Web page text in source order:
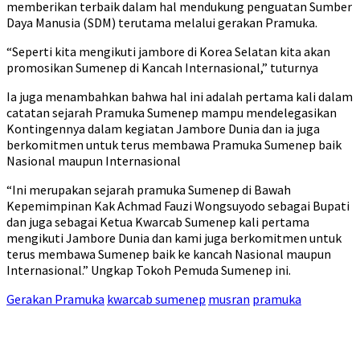
memberikan terbaik dalam hal mendukung penguatan Sumber
Daya Manusia (SDM) terutama melalui gerakan Pramuka.
“Seperti kita mengikuti jambore di Korea Selatan kita akan
promosikan Sumenep di Kancah Internasional,” tuturnya
Ia juga menambahkan bahwa hal ini adalah pertama kali dalam
catatan sejarah Pramuka Sumenep mampu mendelegasikan
Kontingennya dalam kegiatan Jambore Dunia dan ia juga
berkomitmen untuk terus membawa Pramuka Sumenep baik
Nasional maupun Internasional
“Ini merupakan sejarah pramuka Sumenep di Bawah
Kepemimpinan Kak Achmad Fauzi Wongsuyodo sebagai Bupati
dan juga sebagai Ketua Kwarcab Sumenep kali pertama
mengikuti Jambore Dunia dan kami juga berkomitmen untuk
terus membawa Sumenep baik ke kancah Nasional maupun
Internasional.” Ungkap Tokoh Pemuda Sumenep ini.
Gerakan Pramuka kwarcab sumenep musran pramuka